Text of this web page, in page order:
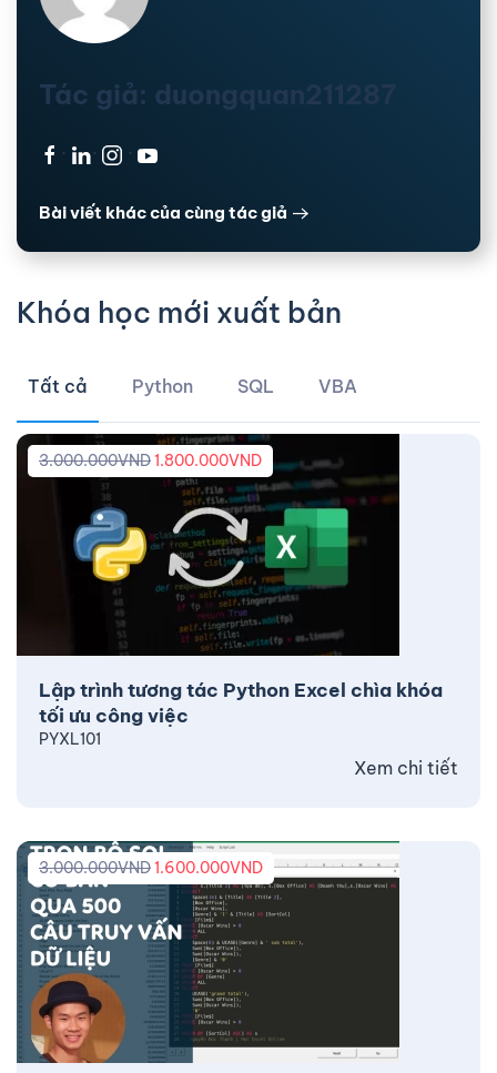
Tác giả: duongquan211287
· · ·
Bài viết khác của cùng tác giả
Khóa học mới xuất bản
Tất cả Python SQL VBA
Lập trình tương tác Python Excel chìa khóa
tối ưu công việc
3.000.000VND1.800.000VND
PYXL101
Xem chi tiết
3.000.000VND1.600.000VND